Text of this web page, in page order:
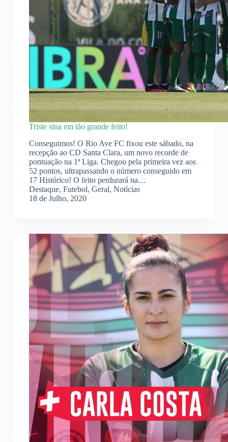
Triste sina em tão grande feito!
Conseguimos! O Rio Ave FC fixou este sábado, na
recepção ao CD Santa Clara, um novo recorde de
pontuação na 1ª Liga. Chegou pela primeira vez aos
52 pontos, ultrapassando o número conseguido em
17 Histórico! O feito perdurará na…
Destaque, Futebol, Geral, Notícias
18 de Julho, 2020